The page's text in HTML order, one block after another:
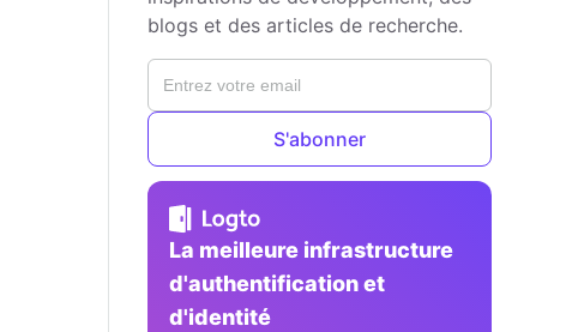
blogs et des articles de recherche.
S'abonner
La meilleure infrastructure
d'authentification et
d'identité